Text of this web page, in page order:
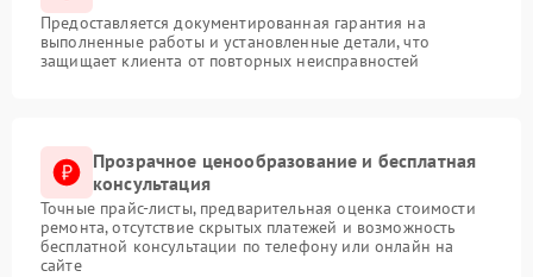
Предоставляется документированная гарантия на
выполненные работы и установленные детали, что
защищает клиента от повторных неисправностей
Прозрачное ценообразование и бесплатная
консультация
Точные прайс-листы, предварительная оценка стоимости
ремонта, отсутствие скрытых платежей и возможность
бесплатной консультации по телефону или онлайн на
сайте